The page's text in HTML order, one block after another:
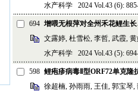
水产科学 2024 Vol.43 (6):
694 增喂无根萍对全州禾花鲤生
文露婷, 杜雪松, 李哲, 武霞,
水产科学 2024 Vol.43 (5):
598 鲤疱疹病毒Ⅱ型ORF72单克隆
徐超楠, 孙雨雨, 王佳, 郭宝琴,